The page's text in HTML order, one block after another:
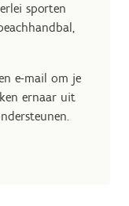
sporten
e-mail om je
ernaar uit